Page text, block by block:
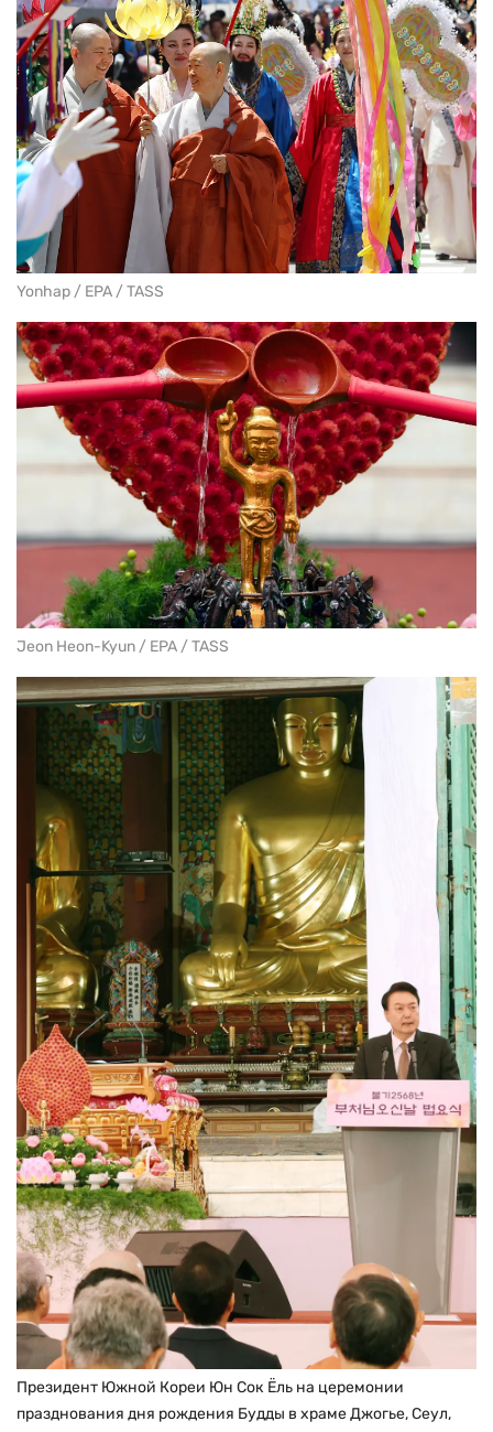
Yonhap / EPA / TASS
Jeon Heon-Kyun / EPA / TASS
Президент Южной Кореи Юн Сок Ёль на церемонии
празднования дня рождения Будды в храме Джогье, Сеул,